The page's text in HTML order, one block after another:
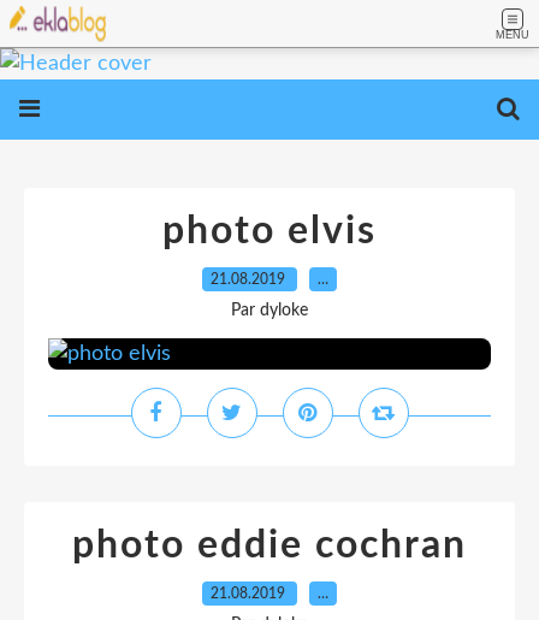
MENU
photo elvis
21.08.2019 …
Par dyloke
photo eddie cochran
21.08.2019 …